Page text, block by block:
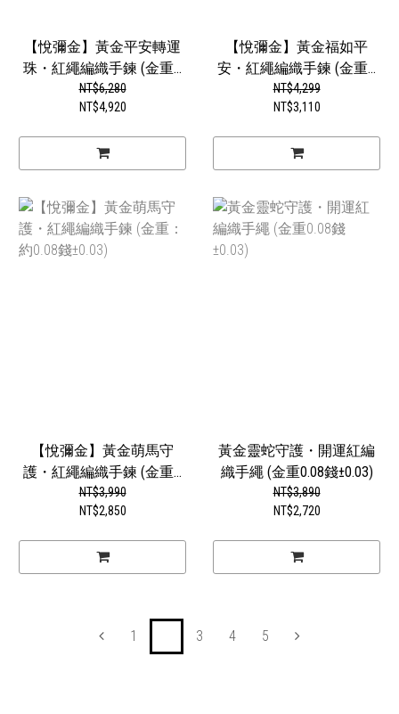
【悅彌金】黃金平安轉運
珠・紅繩編織手鍊 (金重...
NT$6,280
NT$4,920
【悅彌金】黃金福如平
安・紅繩編織手鍊 (金重...
NT$4,299
NT$3,110
【悅彌金】黃金萌馬守
護・紅繩編織手鍊 (金重...
NT$3,990
NT$2,850
黃金靈蛇守護・開運紅編
織手繩 (金重0.08錢±0.03)
NT$3,890
NT$2,720
1 3 4 5